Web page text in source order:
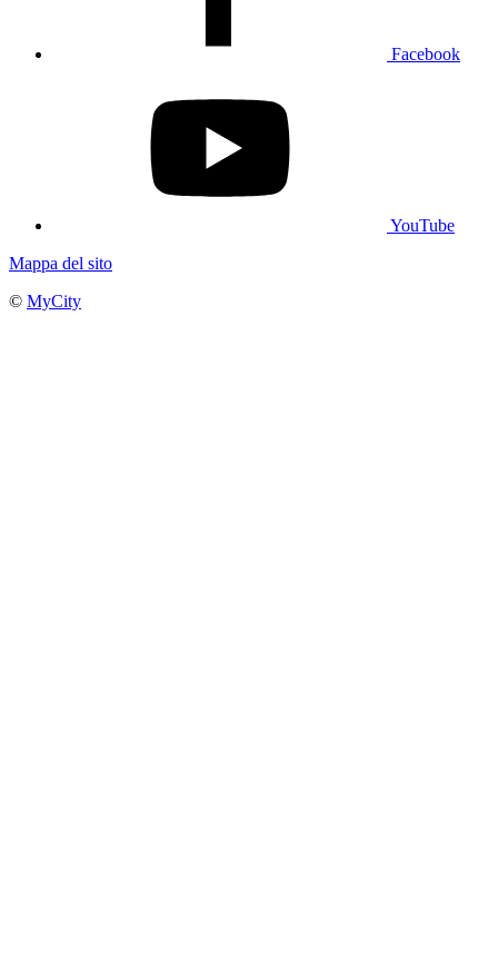
Facebook
YouTube
Mappa del sito
© MyCity